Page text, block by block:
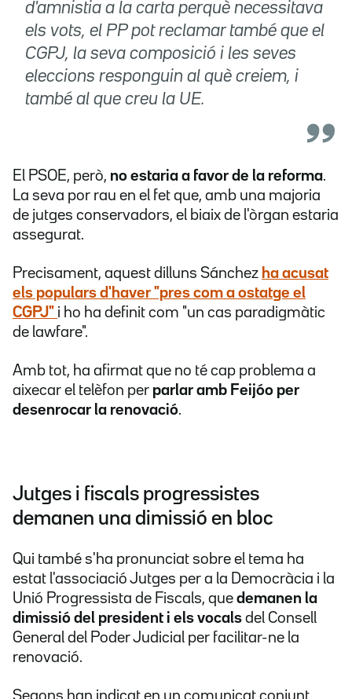
d'amnistia a la carta perquè necessitava
els vots, el PP pot reclamar també que el
CGPJ, la seva composició i les seves
eleccions responguin al què creiem, i
també al que creu la UE.
El PSOE, però, no estaria a favor de la reforma.
La seva por rau en el fet que, amb una majoria
de jutges conservadors, el biaix de l'òrgan estaria
assegurat.
Precisament, aquest dilluns Sánchez ha acusat
els populars d'haver "pres com a ostatge el
CGPJ" i ho ha definit com "un cas paradigmàtic
de lawfare".
Amb tot, ha afirmat que no té cap problema a
aixecar el telèfon per parlar amb Feijóo per
desenrocar la renovació.
Jutges i fiscals progressistes
demanen una dimissió en bloc
Qui també s'ha pronunciat sobre el tema ha
estat l'associació Jutges per a la Democràcia i la
Unió Progressista de Fiscals, que demanen la
dimissió del president i els vocals del Consell
General del Poder Judicial per facilitar-ne la
renovació.
Segons han indicat en un comunicat conjunt,